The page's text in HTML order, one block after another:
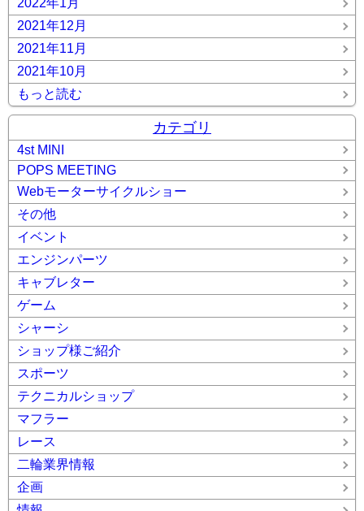
2022年1月
2021年12月
2021年11月
2021年10月
もっと読む
カテゴリ
4st MINI
POPS MEETING
Webモーターサイクルショー
その他
イベント
エンジンパーツ
キャブレター
ゲーム
シャーシ
ショップ様ご紹介
スポーツ
テクニカルショップ
マフラー
レース
二輪業界情報
企画